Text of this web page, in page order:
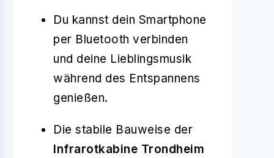
Du kannst dein Smartphone
per Bluetooth verbinden
und deine Lieblingsmusik
während des Entspannens
genießen.
Die stabile Bauweise der
Infrarotkabine Trondheim